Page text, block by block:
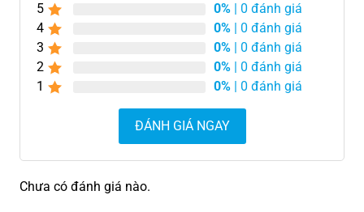
5 0% | 0 đánh giá
4
0% | 0 đánh giá
3
0% | 0 đánh giá
2
0% | 0 đánh giá
1
0% | 0 đánh giá
ĐÁNH GIÁ NGAY
Chưa có đánh giá nào.